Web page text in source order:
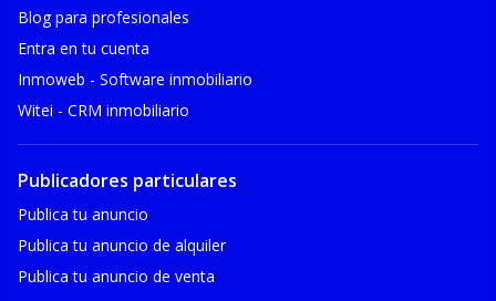
Blog para profesionales
Entra en tu cuenta
Inmoweb - Software inmobiliario
Witei - CRM inmobiliario
Publicadores particulares
Publica tu anuncio
Publica tu anuncio de alquiler
Publica tu anuncio de venta